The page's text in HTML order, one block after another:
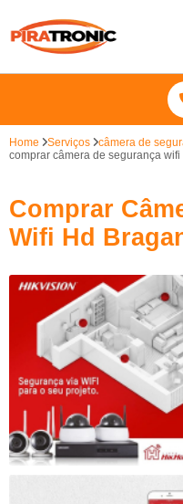
Home Serviços câmera de
comprar câmera de segurança
Comprar
Wifi Hd